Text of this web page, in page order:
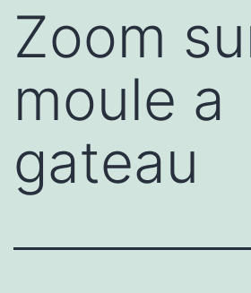
Zoom
moule a
gateau